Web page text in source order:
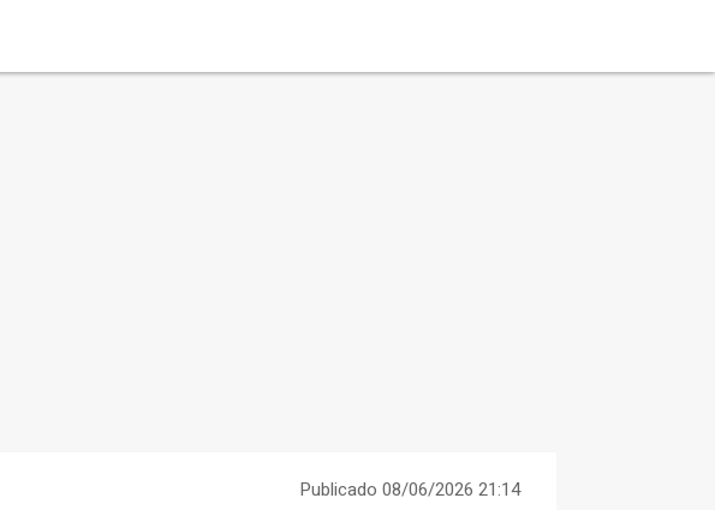
Publicado 08/06/2026 21:14